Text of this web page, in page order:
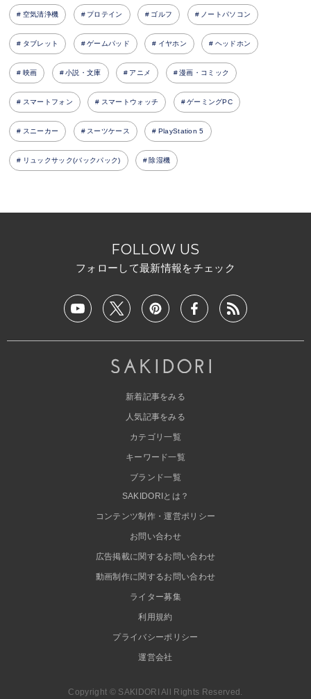
空気清浄機 プロテイン ゴルフ ノートパソコン
タブレット ゲームパッド イヤホン ヘッドホン
映画 小説・文庫 アニメ 漫画・コミック
スマートフォン スマートウォッチ ゲーミングPC
スニーカー スーツケース PlayStation 5
リュックサック(バックパック) 除湿機
FOLLOW US
フォローして最新情報をチェック
新着記事をみる
人気記事をみる
カテゴリ一覧
キーワード一覧
ブランド一覧
SAKIDORIとは？
コンテンツ制作・運営ポリシー
お問い合わせ
広告掲載に関するお問い合わせ
動画制作に関するお問い合わせ
ライター募集
利用規約
プライバシーポリシー
運営会社
Copyright © SAKIDORI All Rights Reserved.